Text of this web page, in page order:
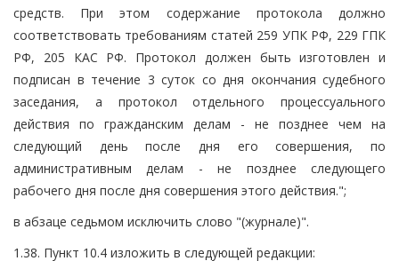
средств. При этом содержание протокола должно
соответствовать требованиям статей 259 УПК РФ, 229 ГПК
РФ, 205 КАС РФ. Протокол должен быть изготовлен и
подписан в течение 3 суток со дня окончания судебного
заседания, а протокол отдельного процессуального
действия по гражданским делам - не позднее чем на
следующий день после дня его совершения, по
административным делам - не позднее следующего
рабочего дня после дня совершения этого действия.";
в абзаце седьмом исключить слово "(журнале)".
1.38. Пункт 10.4 изложить в следующей редакции: